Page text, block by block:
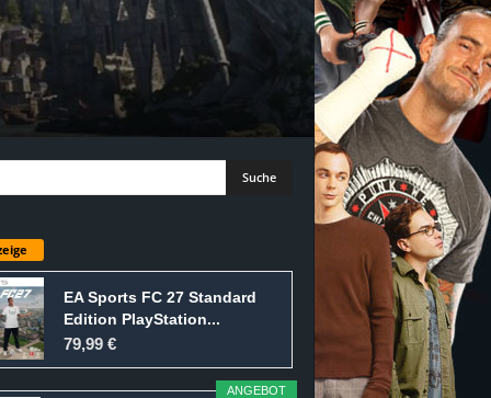
EA Sports FC 27 Standard
Edition PlayStation...
79,99 €
ANGEBOT